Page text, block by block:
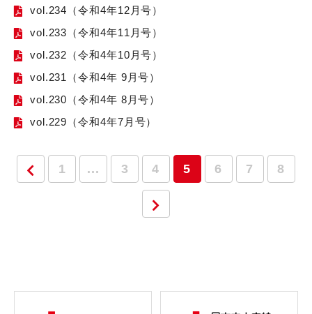
vol.234（令和4年12月号）
vol.233（令和4年11月号）
vol.232（令和4年10月号）
vol.231（令和4年 9月号）
vol.230（令和4年 8月号）
vol.229（令和4年7月号）
1 ... 3 4 5 6 7 8